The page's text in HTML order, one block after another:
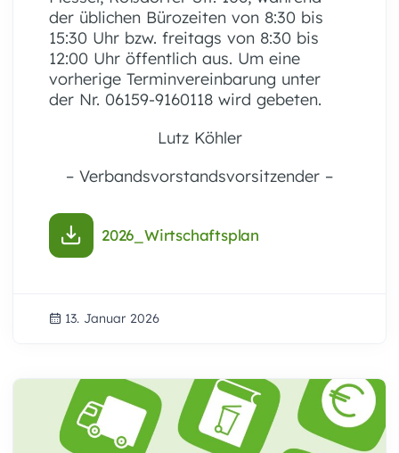
der üblichen Bürozeiten von 8:30 bis
15:30 Uhr bzw. freitags von 8:30 bis
12:00 Uhr öffentlich aus. Um eine
vorherige Terminvereinbarung unter
der Nr. 06159-9160118 wird gebeten.
Lutz Köhler
– Verbandsvorstandsvorsitzender –
2026_Wirtschaftsplan
13. Januar 2026